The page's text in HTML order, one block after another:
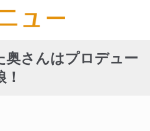
奥さんはプロデュー